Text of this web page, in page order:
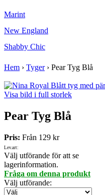
Marint
New England
Shabby Chic
Hem › Tyger› Pear Tyg Blå
Visa bild i full storlek
Pear Tyg Blå
Pris: Från 129 kr
Lev.art:
Välj utförande för att se
lagerinformation.
Fråga om denna produkt
Välj utförande: